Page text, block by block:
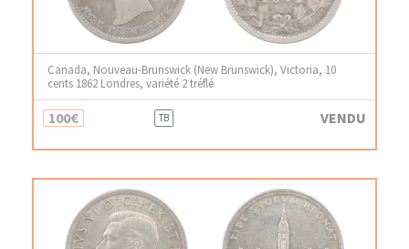
Canada, Nouveau-Brunswick (New Brunswick), Victoria, 10
cents 1862 Londres, variété 2 tréflé
100€ TB VENDU